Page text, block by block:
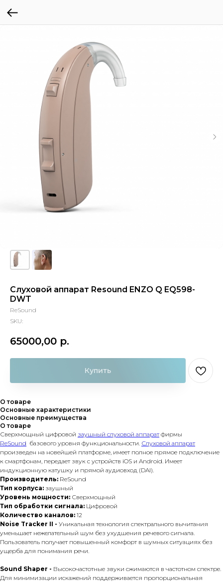
Слуховой аппарат Resound ENZO Q EQ598-
DWT
ReSound
SKU:
65000,00 р.
Купить
О товаре
Основные характеристики
Основные преимущества
О товаре
Сверхмощный цифровой заушный слуховой аппаратфирмы
ReSound базового уровня функциональности. Слуховой аппарат
произведен на новейшей платформе, имеет полное прямое подключение
к смартфонам, передает звук с устройств iOS и Android. Имеет
индукционную катушку и прямой аудиовход (DAI).
Производитель: ReSound
Тип корпуса: заушный
Уровень мощности: Сверхмощный
Тип обработки сигнала: Цифровой
Количество каналов: 12
Noise Tracker II - Уникальная технология спектрального вычитания
уменьшает нежелательный шум без ухудшения речевого сигнала.
Пользователь получает повышенный комфорт в шумных ситуациях без
ущерба для понимания речи.
Sound Shaper - Высокочастотные звуки сжимаются в частотном спектре.
Для минимизации искажений поддерживается пропорциональная